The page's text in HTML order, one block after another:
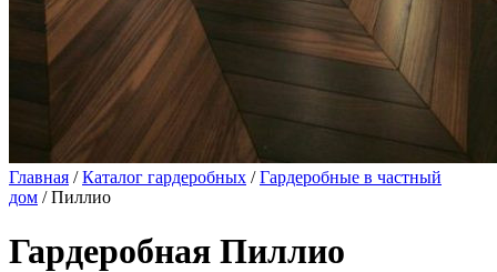
Главная /Каталог гардеробных /Гардеробные в частный
дом / Пиллио
Гардеробная Пиллио